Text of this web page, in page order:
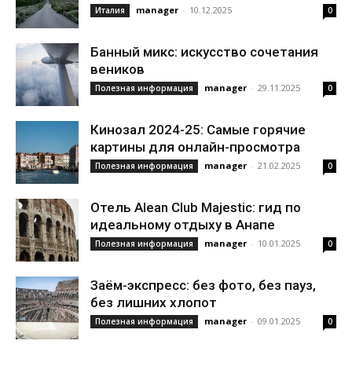
Италия manager - 10.12.2025 0
Банный микс: искусство сочетания
веников
Полезная информация manager - 29.11.2025 0
Кинозал 2024-25: Самые горячие
картины для онлайн-просмотра
Полезная информация manager - 21.02.2025 0
Отель Alean Club Majestic: гид по
идеальному отдыху в Анапе
Полезная информация manager - 10.01.2025 0
Заём-экспресс: без фото, без пауз,
без лишних хлопот
Полезная информация manager - 09.01.2025 0